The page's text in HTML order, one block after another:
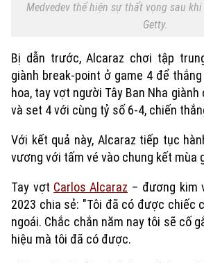
Xu hướng
Medvedev thể hiện sự thất vọng sau
Getty.
Bị dẫn trước, Alcaraz chơi tập
giành break-point ở game 4 để
hoa, tay vợt người Tây Ban Nha
và set 4 với cùng tỷ số 6-4, chiến
Với kết quả này, Alcaraz tiếp tục
vương với tấm vé vào chung kết mùa
Tay vợt Carlos Alcaraz – đương kim
2023 chia sẻ: "Tôi đã có được chiếc
ngoái. Chắc chắn năm nay tôi sẽ cố
hiệu mà tôi đã có được.